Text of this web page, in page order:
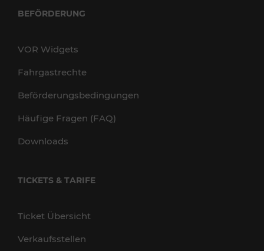
BEFÖRDERUNG
VOR Widgets
Fahrgastrechte
Beförderungsbedingungen
Häufige Fragen (FAQ)
Downloads
TICKETS & TARIFE
Ticket Übersicht
Verkaufsstellen